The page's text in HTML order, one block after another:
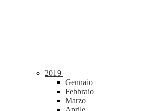
2019
Gennaio
Febbraio
Marzo